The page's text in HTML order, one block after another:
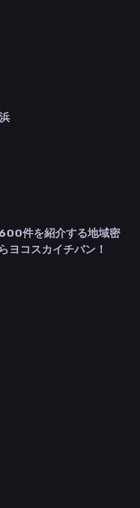
件を紹介する地域密
ヨコスカイチバン！